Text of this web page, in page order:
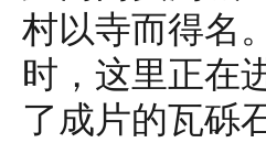
村以寺而得名
时，这里正在
了成片的瓦砾